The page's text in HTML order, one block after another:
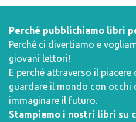
Perché pubblichiamo libri
Perché ci divertiamo e
giovani lettori!
E perché attraverso il
guardare il mondo con occhi
immaginare il futuro.
Stampiamo i nostri libri su